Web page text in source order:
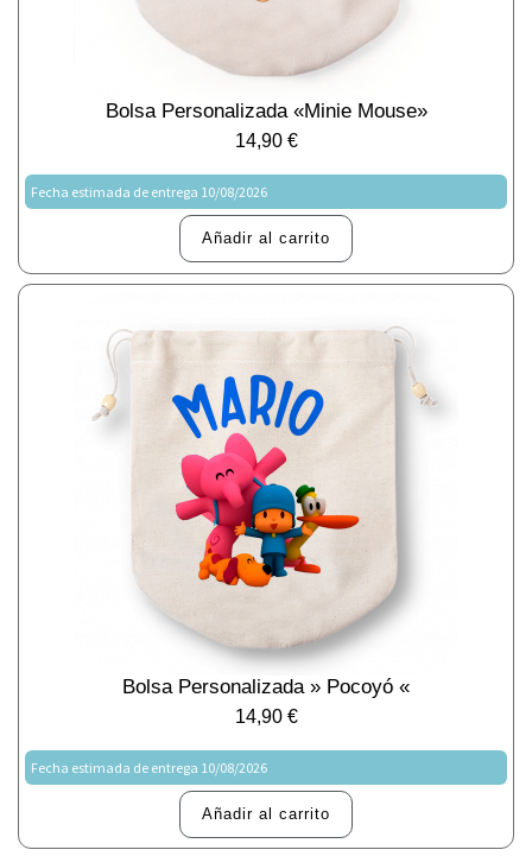
Bolsa Personalizada «Minie Mouse»
14,90 €
Fecha estimada de entrega 10/08/2026
Añadir al carrito
Bolsa Personalizada » Pocoyó «
14,90 €
Fecha estimada de entrega 10/08/2026
Añadir al carrito